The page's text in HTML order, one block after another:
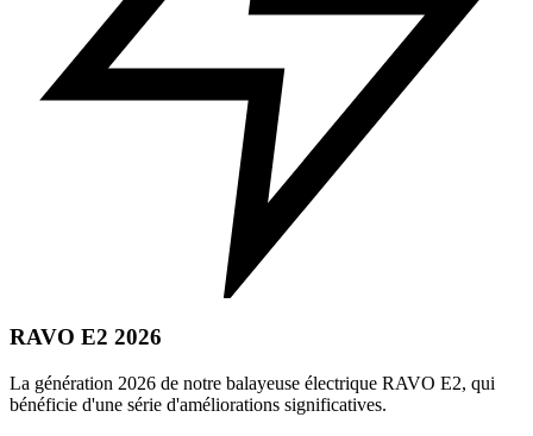
RAVO E2 2026
La génération 2026 de notre balayeuse électrique RAVO E2, qui
bénéficie d'une série d'améliorations significatives.